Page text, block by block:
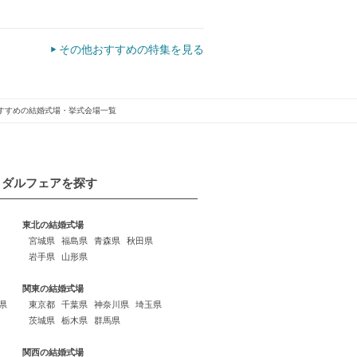
その他おすすめの特集を見る
すめの結婚式場・挙式会場一覧
ルフェアを探す
東北の結婚式場
宮城県
福島県 青森県
秋田県
岩手県
山形県
関東の結婚式場
東京都
千葉県 神奈川県
埼玉県
茨城県
栃木県 群馬県
関西の結婚式場